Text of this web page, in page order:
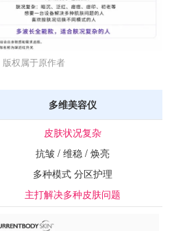
权属于原作者
多维美容仪
皮肤状况复杂
抗皱 / 维稳 / 焕亮
多种模式 分区护理
主打解决多种皮肤问题